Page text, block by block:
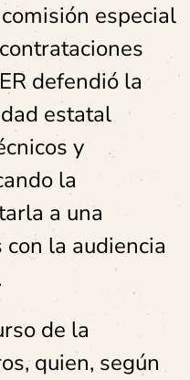
especial
defendió la
estatal
y
la
a una
la audiencia
de la
quien, según